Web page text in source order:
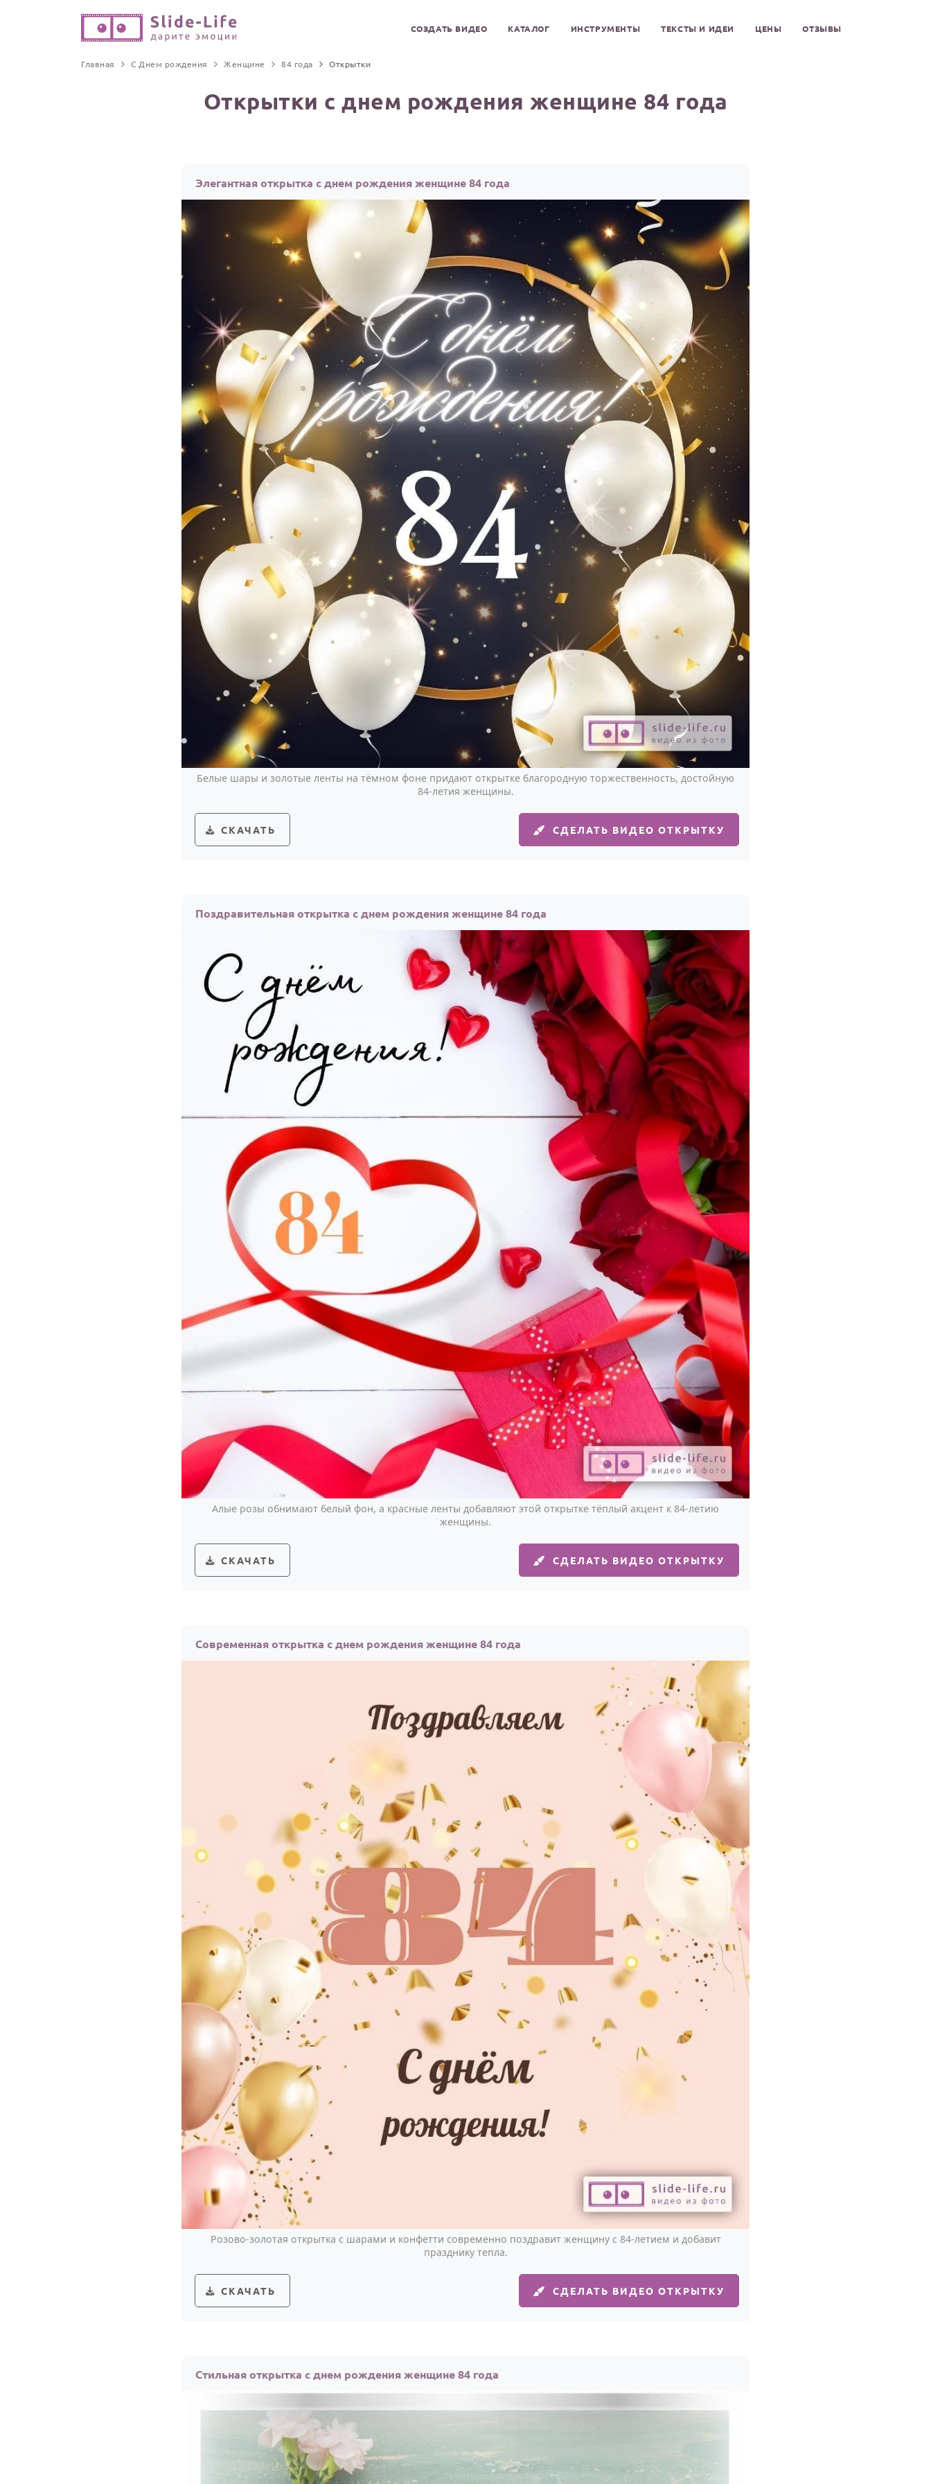
СОЗДАТЬ ВИДЕО КАТАЛОГ ИНСТРУМЕНТЫ ТЕКСТЫ И ИДЕИ ЦЕНЫ ОТЗЫВЫ
Главная С Днем рождения Женщине 84 года Открытки
Открытки с днем рождения женщине 84 года
Элегантная открытка с днем рождения женщине 84 года
Белые шары и золотые ленты на тёмном фоне придают открытке благородную торжественность, достойную
84-летия женщины.
СКАЧАТЬ СДЕЛАТЬ ВИДЕО ОТКРЫТКУ
Поздравительная открытка с днем рождения женщине 84 года
Алые розы обнимают белый фон, а красные ленты добавляют этой открытке тёплый акцент к 84-летию
женщины.
СКАЧАТЬ СДЕЛАТЬ ВИДЕО ОТКРЫТКУ
Современная открытка с днем рождения женщине 84 года
Розово-золотая открытка с шарами и конфетти современно поздравит женщину с 84-летием и добавит
празднику тепла.
СКАЧАТЬ СДЕЛАТЬ ВИДЕО ОТКРЫТКУ
Стильная открытка с днем рождения женщине 84 года